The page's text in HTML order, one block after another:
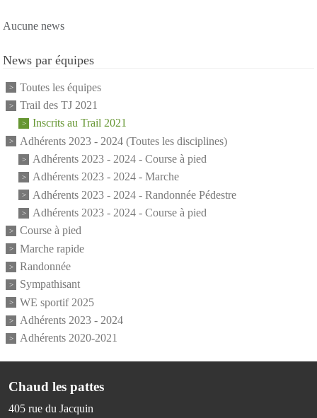
Aucune news
News par équipes
Toutes les équipes
Trail des TJ 2021
Inscrits au Trail 2021
Adhérents 2023 - 2024 (Toutes les disciplines)
Adhérents 2023 - 2024 - Course à pied
Adhérents 2023 - 2024 - Marche
Adhérents 2023 - 2024 - Randonnée Pédestre
Adhérents 2023 - 2024 - Course à pied
Course à pied
Marche rapide
Randonnée
Sympathisant
WE sportif 2025
Adhérents 2023 - 2024
Adhérents 2020-2021
Chaud les pattes
405 rue du Jacquin